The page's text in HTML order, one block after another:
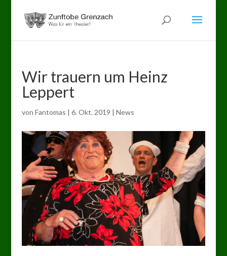
Wir trauern um Heinz
Leppert
von Fantomas | 6. Okt. 2019 | News